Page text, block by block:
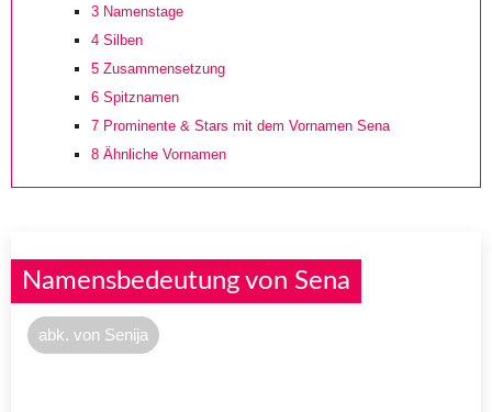
3 Namenstage
4 Silben
5 Zusammensetzung
6 Spitznamen
7 Prominente & Stars mit dem Vornamen Sena
8 Ähnliche Vornamen
Namensbedeutung von Sena
abk. von Senija